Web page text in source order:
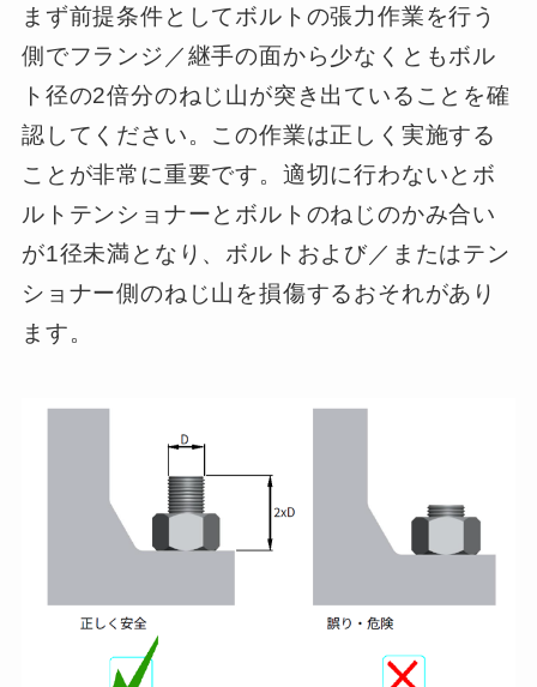
まず前提条件としてボルトの張力作業を行う
側でフランジ／継手の面から少なくともボル
ト径の2倍分のねじ山が突き出ていることを確
認してください。この作業は正しく実施する
ことが非常に重要です。適切に行わないとボ
ルトテンショナーとボルトのねじのかみ合い
が1径未満となり、ボルトおよび／またはテン
ショナー側のねじ山を損傷するおそれがあり
ます。